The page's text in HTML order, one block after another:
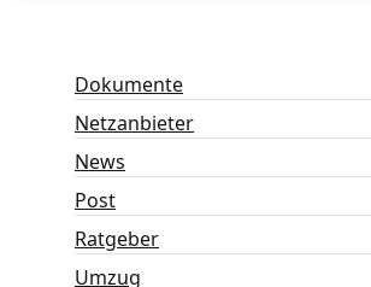
Dokumente
Netzanbieter
News
Post
Ratgeber
Umzug